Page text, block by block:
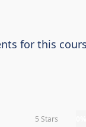
for this
5 Stars